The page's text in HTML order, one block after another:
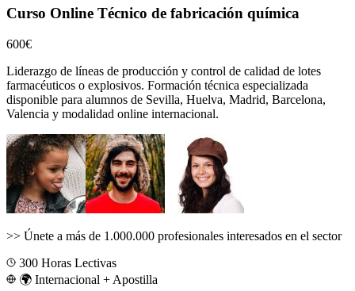
Curso Online Técnico de fabricación química
600€
Liderazgo de líneas de producción y control de calidad de lotes
farmacéuticos o explosivos. Formación técnica especializada
disponible para alumnos de Sevilla, Huelva, Madrid, Barcelona,
Valencia y modalidad online internacional.
>> Únete a más de 1.000.000 profesionales interesados en el sector
300 Horas Lectivas
🌍 Internacional + Apostilla